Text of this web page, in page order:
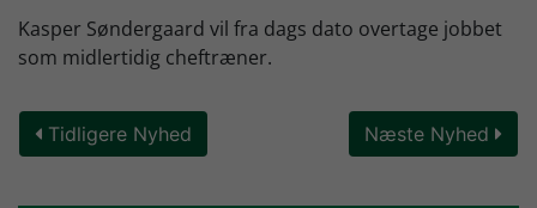
Kasper Søndergaard vil fra dags dato overtage jobbet
som midlertidig cheftræner.
Tidligere Nyhed Næste Nyhed